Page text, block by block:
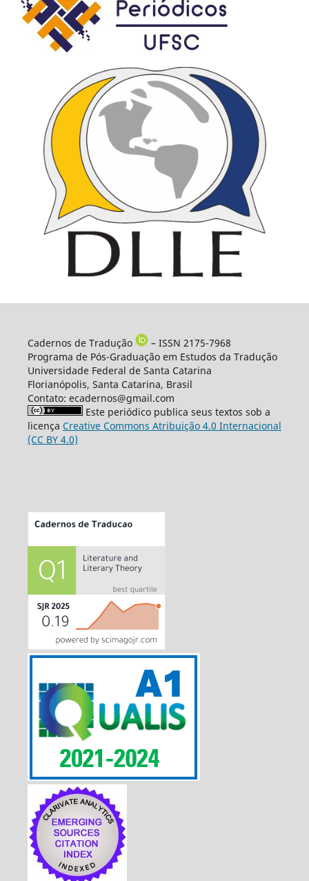
Cadernos de Tradução
– ISSN 2175-7968
Programa de Pós-Graduação em Estudos da Tradução
Universidade Federal de Santa Catarina
Florianópolis, Santa Catarina, Brasil
Contato: ecadernos@gmail.com
Este periódico publica seus textos sob a
licença Creative Commons Atribuição 4.0 Internacional
(CC BY 4.0)